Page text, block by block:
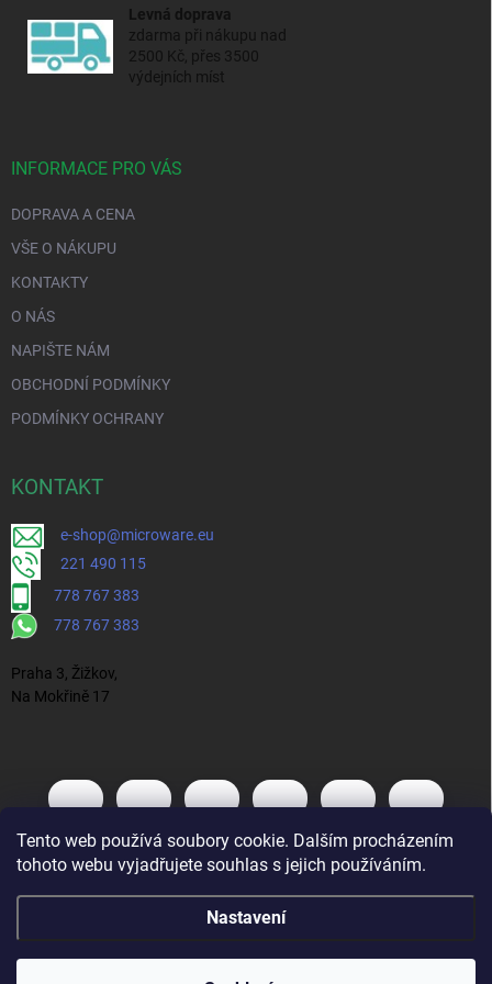
Tento web používá soubory cookie. Dalším procházením
tohoto webu vyjadřujete souhlas s jejich používáním.
Nastavení
Levná doprava
zdarma při nákupu nad
2500 Kč, přes 3500
výdejních míst
INFORMACE PRO VÁS
DOPRAVA A CENA
VŠE O NÁKUPU
KONTAKTY
O NÁS
NAPIŠTE NÁM
OBCHODNÍ PODMÍNKY
PODMÍNKY OCHRANY
KONTAKT
e-shop@microware.eu
221 490 115
778 767 383
778 767 383
Praha 3, Žižkov,
Na Mokřině 17